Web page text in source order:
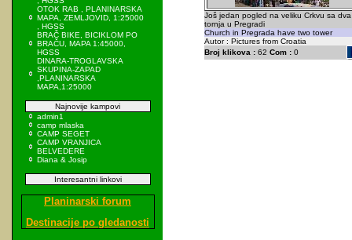
OTOK RAB , PLANINARSKA
MAPA, ZEMLJOVID, 1:25000
, HGSS
BRAČ BIKE, BICIKLOM PO
BRAČU, MAPA 1:45000,
HGSS
DINARA-TROGLAVSKA
SKUPINA-ZAPAD
,PLANINARSKA
MAPA,1:25000
Najnovije kampovi
admin1
camp mlaska
CAMP SEGET
CAMP VRANJICA
BELVEDERE
Diana & Josip
Interesantni linkovi
Planinarski forum
Destinacije po gledanosti
Još jedan pogled na veliku Crkvu sa dva
tornja u Pregradi
Church in Pregrada have two tower
Autor : Pictures from Croatia
Broj klikova :62 Com :0